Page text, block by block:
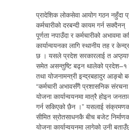
प्रादेशिक लोकसेवा आयोग गठन
कर्मचारीको दरबन्दी कायम गर्न
पूर्णता नपाउँदा र कर्मचारीको अभावमा
कार्यान्वयनका लागि स्थानीय तह र
छ । यसले प्रदेश सरकारलाई त
समेत असन्तुष्टि बढ्न थालेको प्रदेश–१
तथा योजनामन्त्री इन्द्रबहादुर
“कर्मचारी अभावसँगै प्रशासनिक
योजना कार्यान्वयनमा मात्रै होइन
गर्न सकिएको छैन ।” यसलाई
सीमित स्रोतसाधनकै बीच बजेट
योजना कार्यान्वयनमा लागेको उनी